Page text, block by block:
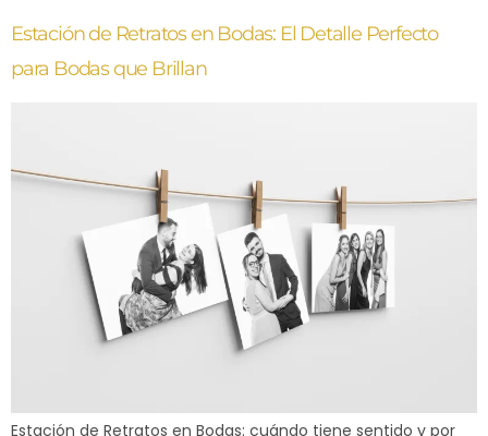
Estación de Retratos en Bodas: El Detalle Perfecto
para Bodas que Brillan
Estación de Retratos en Bodas: cuándo tiene sentido y por